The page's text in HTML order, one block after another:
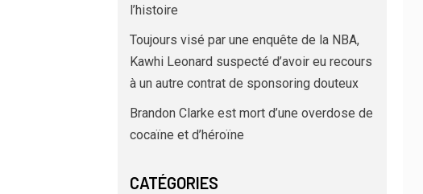
l’histoire
Toujours visé par une enquête de la NBA,
Kawhi Leonard suspecté d’avoir eu recours
à un autre contrat de sponsoring douteux
Brandon Clarke est mort d’une overdose de
cocaïne et d’héroïne
CATÉGORIES